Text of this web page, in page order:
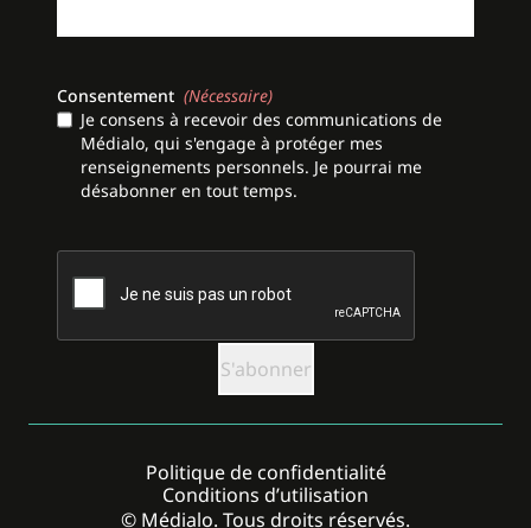
Consentement (Nécessaire)
Je consens à recevoir des communications de
Médialo, qui s'engage à protéger mes
renseignements personnels. Je pourrai me
désabonner en tout temps.
© Médialo. Tous droits réservés.
Politique de confidentialité
Conditions d’utilisation